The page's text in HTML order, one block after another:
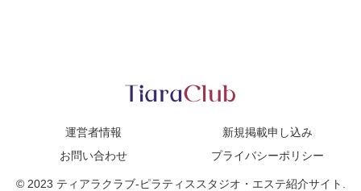
運営者情報
新規掲載申し込み
お問い合わせ
プライバシーポリシー
© 2023 ティアラクラブ-ピラティススタジオ・エステ紹介サイト.